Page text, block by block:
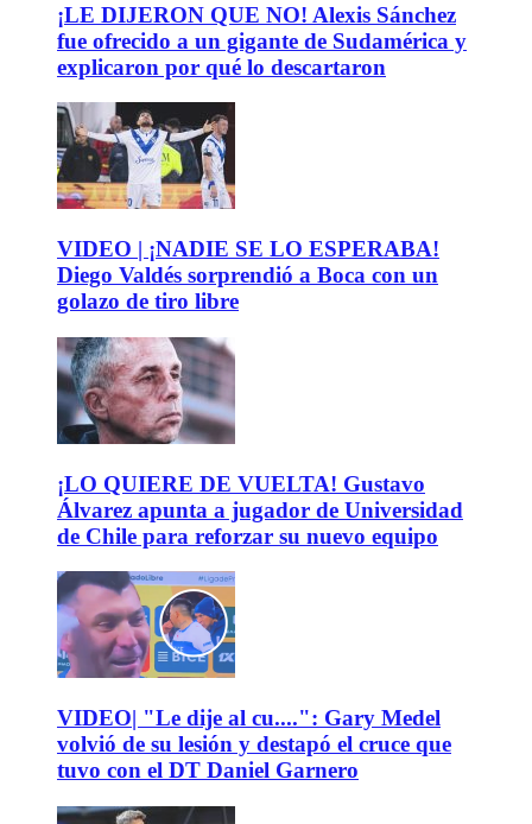
¡LE DIJERON QUE NO! Alexis Sánchez
fue ofrecido a un gigante de Sudamérica y
explicaron por qué lo descartaron
VIDEO | ¡NADIE SE LO ESPERABA!
Diego Valdés sorprendió a Boca con un
golazo de tiro libre
¡LO QUIERE DE VUELTA! Gustavo
Álvarez apunta a jugador de Universidad
de Chile para reforzar su nuevo equipo
VIDEO| "Le dije al cu....": Gary Medel
volvió de su lesión y destapó el cruce que
tuvo con el DT Daniel Garnero